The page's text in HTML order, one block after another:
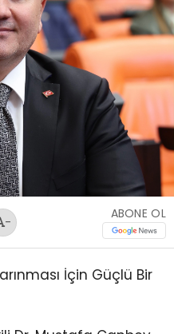
-
ABONE OL
İçin Güçlü Bir